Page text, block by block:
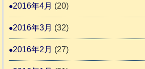
2016年4月 (20)
2016年3月 (32)
2016年2月 (27)